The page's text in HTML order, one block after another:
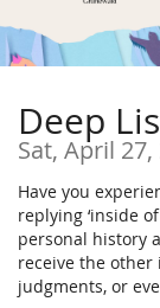
Deep
Sat, April 27,
Have you
replying ‘inside
personal history
receive the
judgments, or